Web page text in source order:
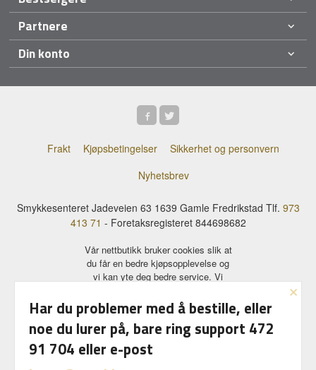
Partnere
Din konto
Frakt Kjøpsbetingelser
Sikkerhet og personvern
Nyhetsbrev
Smykkesenteret Jadeveien 63 1639 Gamle Fredrikstad Tlf. 973
413 71 - Foretaksregisteret 844698682
Vår nettbutikk bruker cookies slik at
du får en bedre kjøpsopplevelse og
vi kan yte deg bedre service. Vi
lagre innloggingsdetaljer og huske
hva du har puttet i handlekurven
din. Fortsett å bruke siden som
normalt om du godtar dette.
merellerendre innstillinger for
×
Har du problemer med å bestille, eller
noe du lurer på, bare ring support 472
91 704 eller e-post